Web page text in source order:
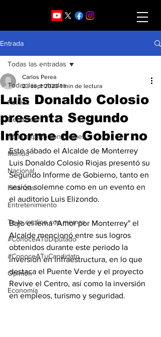
Entrada
Todas las entradas
Política
Deportes
Te lo explico con memes
Mundo
Nacional
Finanzas
Entretenimiento
Te lo explíco con memes
#ConoceATuDiputado
#ConoceATuCandidato
Opinión
Economía
Todas las entradas
Luis Donaldo Colosio
presenta Segundo
Informe de Gobierno
Carlos Perea
23 sept 2023 1 min de lectura
Este sábado el Alcalde de Monterrey
Luis Donaldo Colosio Riojas presentó su
Segundo Informe de Gobierno, tanto en
sesión solemne como en un evento en
el auditorio Luis Elizondo.
Bajo el lema "Amor por Monterrey" el
Alcalde mencionó entre sus logros
obtenidos durante este periodo la
inversión en infraestructura, en lo que
destaca el Puente Verde y el proyecto
Revive el Centro, así como la inversión
en empleos, turismo y seguridad.